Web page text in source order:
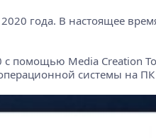
года. В настоящее
помощью Media Creation
системы на ПК